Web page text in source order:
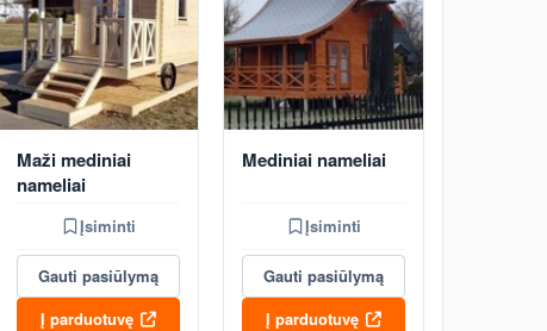
Maži mediniai
nameliai
Įsiminti
Gauti pasiūlymą
Į parduotuvę
Mediniai nameliai
Įsiminti
Gauti pasiūlymą
Į parduotuvę